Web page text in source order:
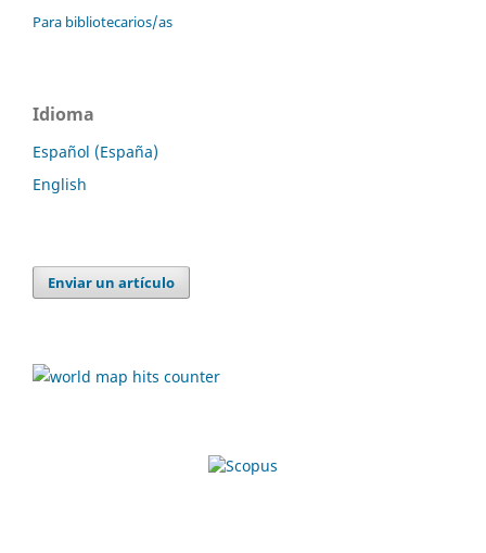
Para bibliotecarios/as
Idioma
Español (España)
English
Enviar un artículo